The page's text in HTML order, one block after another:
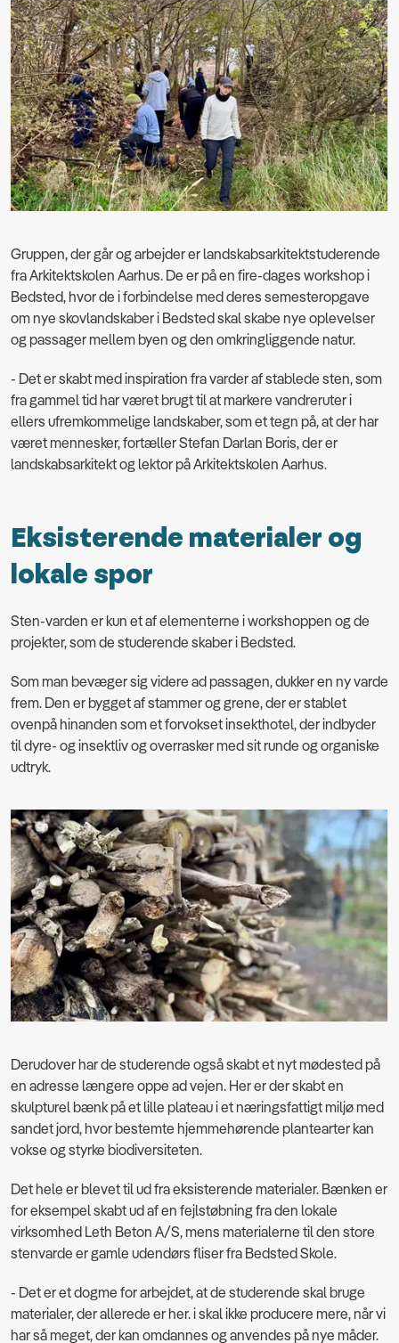
Gruppen, der går og arbejder er landskabsarkitektstuderende
fra Arkitektskolen Aarhus. De er på en fire-dages workshop i
Bedsted, hvor de i forbindelse med deres semesteropgave
om nye skovlandskaber i Bedsted skal skabe nye oplevelser
og passager mellem byen og den omkringliggende natur.
- Det er skabt med inspiration fra varder af stablede sten, som
fra gammel tid har været brugt til at markere vandreruter i
ellers ufremkommelige landskaber, som et tegn på, at der har
været mennesker, fortæller Stefan Darlan Boris, der er
landskabsarkitekt og lektor på Arkitektskolen Aarhus.
Eksisterende materialer og
lokale spor
Sten-varden er kun et af elementerne i workshoppen og de
projekter, som de studerende skaber i Bedsted.
Som man bevæger sig videre ad passagen, dukker en ny varde
frem. Den er bygget af stammer og grene, der er stablet
ovenpå hinanden som et forvokset insekthotel, der indbyder
til dyre- og insektliv og overrasker med sit runde og organiske
udtryk.
Derudover har de studerende også skabt et nyt mødested på
en adresse længere oppe ad vejen. Her er der skabt en
skulpturel bænk på et lille plateau i et næringsfattigt miljø med
sandet jord, hvor bestemte hjemmehørende plantearter kan
vokse og styrke biodiversiteten.
Det hele er blevet til ud fra eksisterende materialer. Bænken er
for eksempel skabt ud af en fejlstøbning fra den lokale
virksomhed Leth Beton A/S, mens materialerne til den store
stenvarde er gamle udendørs fliser fra Bedsted Skole.
- Det er et dogme for arbejdet, at de studerende skal bruge
materialer, der allerede er her. i skal ikke producere mere, når vi
har så meget, der kan omdannes og anvendes på nye måder.